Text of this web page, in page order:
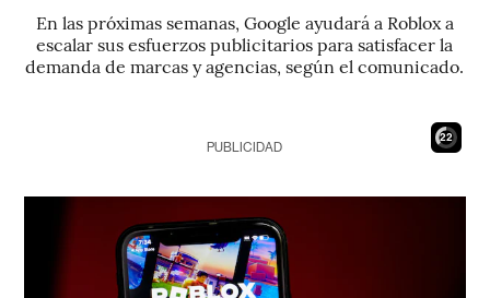
En las próximas semanas, Google ayudará a Roblox a
escalar sus esfuerzos publicitarios para satisfacer la
demanda de marcas y agencias, según el comunicado.
21
PUBLICIDAD